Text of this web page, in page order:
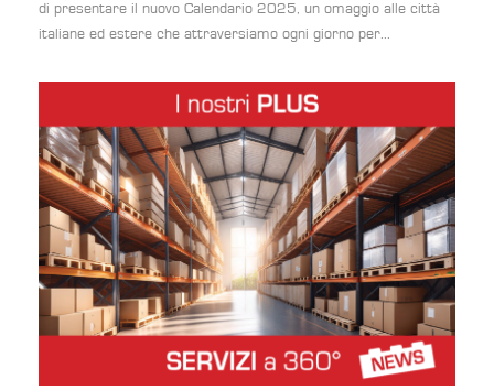
di presentare il nuovo Calendario 2025, un omaggio alle città
italiane ed estere che attraversiamo ogni giorno per...